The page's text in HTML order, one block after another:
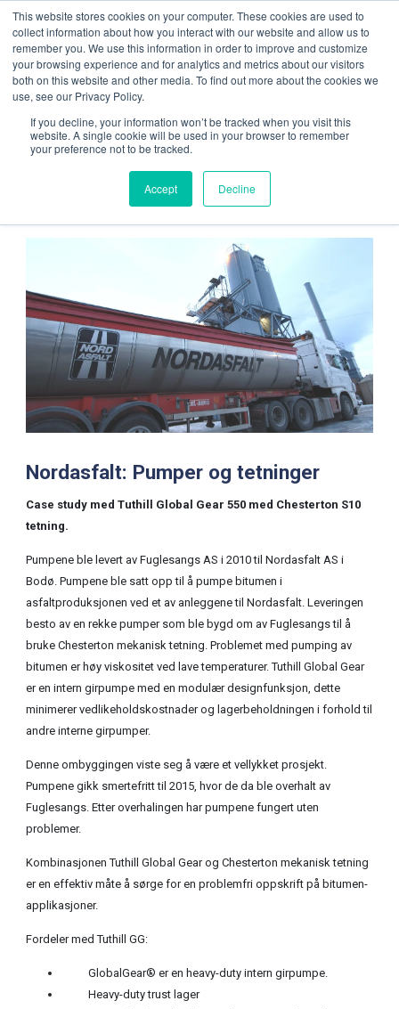
This website stores cookies on your computer. These cookies are used to
collect information about how you interact with our website and allow us to
remember you. We use this information in order to improve and customize
your browsing experience and for analytics and metrics about our visitors
both on this website and other media. To find out more about the cookies we
use, see our Privacy Policy.
If you decline, your information won’t be tracked when you visit this
website. A single cookie will be used in your browser to remember
your preference not to be tracked.
Accept Decline
Kontakt oss Vakttelefon
Hjem/Kundehistorier / Nordasfalt: Pumper Og Tetninger
Nordasfalt: Pumper og tetninger
Case study med Tuthill Global Gear 550 med Chesterton S10
tetning.
Pumpene ble levert av Fuglesangs AS i 2010 til Nordasfalt AS i
Bodø. Pumpene ble satt opp til å pumpe bitumen i
asfaltproduksjonen ved et av anleggene til Nordasfalt. Leveringen
besto av en rekke pumper som ble bygd om av Fuglesangs til å
bruke Chesterton mekanisk tetning. Problemet med pumping av
bitumen er høy viskositet ved lave temperaturer. Tuthill Global Gear
er en intern girpumpe med en modulær designfunksjon, dette
minimerer vedlikeholdskostnader og lagerbeholdningen i forhold til
andre interne girpumper.
Denne ombyggingen viste seg å være et vellykket prosjekt.
Pumpene gikk smertefritt til 2015, hvor de da ble overhalt av
Fuglesangs. Etter overhalingen har pumpene fungert uten
problemer.
Kombinasjonen Tuthill Global Gear og Chesterton mekanisk tetning
er en effektiv måte å sørge for en problemfri oppskrift på bitumen-
applikasjoner.
Fordeler med Tuthill GG:
GlobalGear® er en heavy-duty intern girpumpe.
Heavy-duty trust lager